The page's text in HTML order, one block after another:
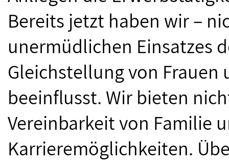
Bereits jetzt haben wir –
unermüdlichen Einsatzes
Gleichstellung von
beeinflusst. Wir bieten
Vereinbarkeit von Familie
Karrieremöglichkeiten.